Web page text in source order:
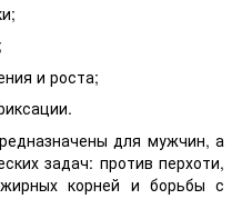
и роста;
для мужчин, а
задач: против перхоти,
корней и борьбы с